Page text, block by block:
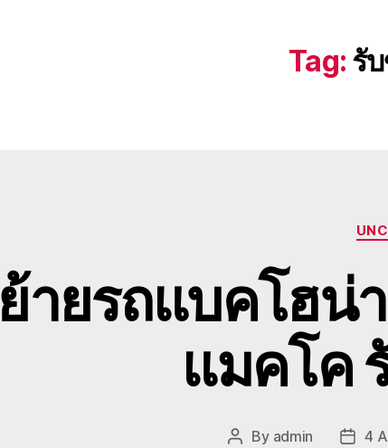
Tag: รั
ย้ายรถแบคโฮน่
แมคโค
Post
By admin
Post
4